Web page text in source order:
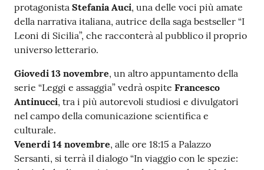
protagonista Stefania Auci, una delle voci più amate
della narrativa italiana, autrice della saga bestseller “I
Leoni di Sicilia”, che racconterà al pubblico il proprio
universo letterario.
Giovedi 13 novembre, un altro appuntamento della
serie “Leggi e assaggia” vedrà ospite Francesco
Antinucci, tra i più autorevoli studiosi e divulgatori
nel campo della comunicazione scientifica e
culturale.
Venerdi 14 novembre, alle ore 18:15 a Palazzo
Sersanti, si terrà il dialogo “In viaggio con le spezie: